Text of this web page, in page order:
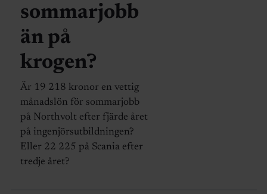
sommarjobb
än på
krogen?
Är 19 218 kronor en vettig
månadslön för sommarjobb
på Northvolt efter fjärde året
på ingenjörsutbildningen?
Eller 22 225 på Scania efter
tredje året?